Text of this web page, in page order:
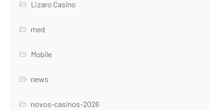
Lizaro Casino
med
Mobile
news
novos-casinos-2026